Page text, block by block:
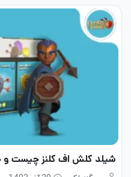
شیلد کلش اف کلنز چیست و